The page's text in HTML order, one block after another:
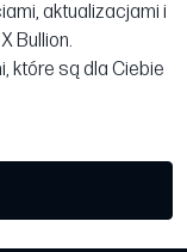
aktualizacjami i
Bullion.
które są dla Ciebie